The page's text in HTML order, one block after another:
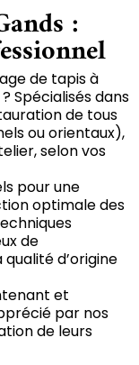
:
de tapis à
Spécialisés dans
de tous
ou orientaux),
selon vos
pour une
optimale des
de
d’origine
et
par nos
de leurs